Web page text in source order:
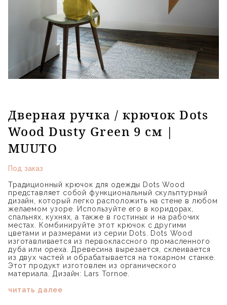
Дверная ручка / крючок Dots
Wood Dusty Green 9 см |
MUUTO
Под заказ
Традиционный крючок для одежды Dots Wood
представляет собой функциональный скульптурный
дизайн, который легко расположить на стене в любом
желаемом узоре. Используйте его в коридорах,
спальнях, кухнях, а также в гостиных и на рабочих
местах. Комбинируйте этот крючок с другими
цветами и размерами из серии Dots. Dots Wood
изготавливается из первоклассного промасленного
дуба или ореха. Древесина вырезается, склеивается
из двух частей и обрабатывается на токарном станке.
Этот продукт изготовлен из органического
материала. Дизайн: Lars Tornoe.
читать далее